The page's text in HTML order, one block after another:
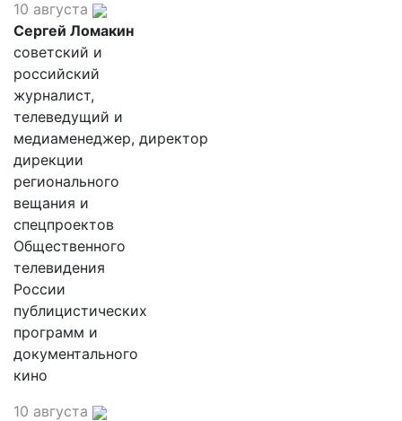
10 августа
Сергей Ломакин
советский и
российский
журналист,
телеведущий и
медиаменеджер, директор
дирекции
регионального
вещания и
спецпроектов
Общественного
телевидения
России
публицистических
программ и
документального
кино
10 августа